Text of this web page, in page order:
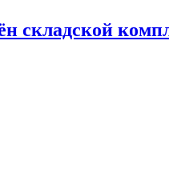
складской